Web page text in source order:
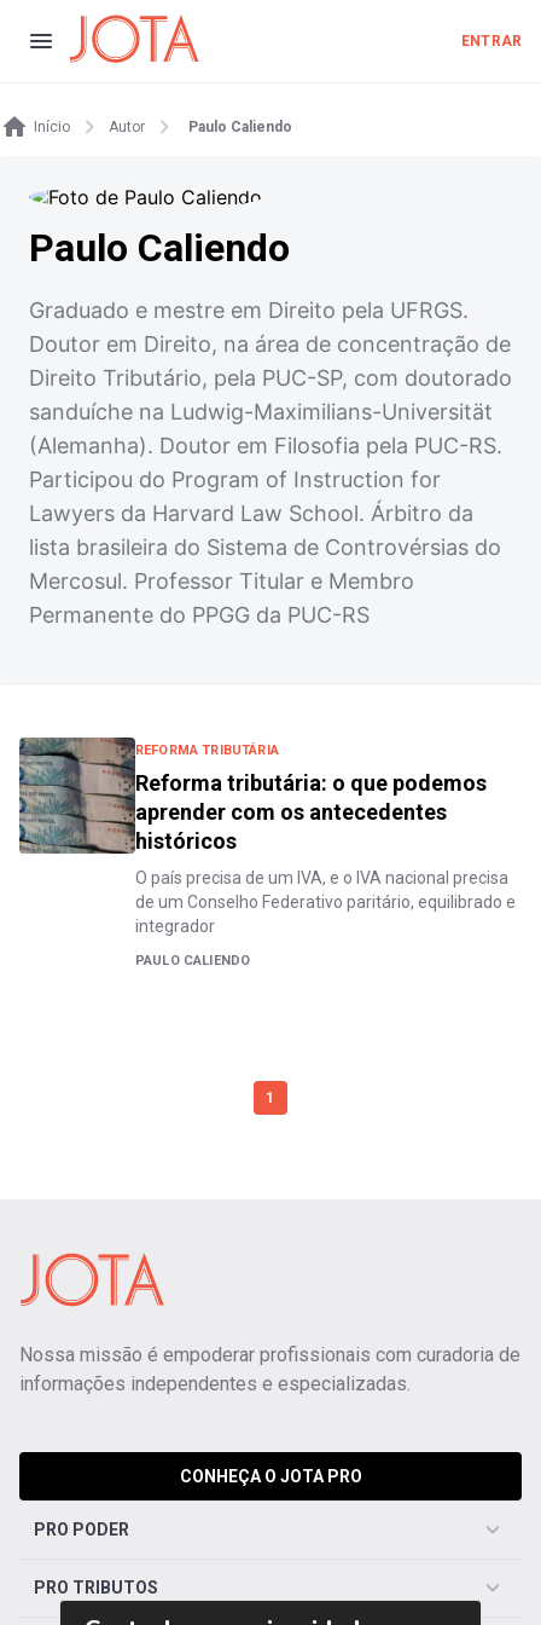
ENTRAR
Início Autor Paulo Caliendo
Paulo Caliendo
Graduado e mestre em Direito pela UFRGS.
Doutor em Direito, na área de concentração de
Direito Tributário, pela PUC-SP, com doutorado
sanduíche na Ludwig-Maximilians-Universität
(Alemanha). Doutor em Filosofia pela PUC-RS.
Participou do Program of Instruction for
Lawyers da Harvard Law School. Árbitro da
lista brasileira do Sistema de Controvérsias do
Mercosul. Professor Titular e Membro
Permanente do PPGG da PUC-RS
REFORMA TRIBUTÁRIA
Reforma tributária: o que podemos
aprender com os antecedentes
históricos
O país precisa de um IVA, e o IVA nacional precisa
de um Conselho Federativo paritário, equilibrado e
integrador
PAULO CALIENDO
1
Nossa missão é empoderar profissionais com curadoria de
informações independentes e especializadas.
CONHEÇA O JOTA PRO
PRO PODER
PRO TRIBUTOS